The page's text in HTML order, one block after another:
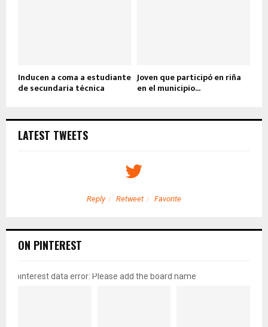
Inducen a coma a estudiante
de secundaria técnica
Joven que participó en riña
en el municipio...
LATEST TWEETS
Reply Retweet Favorite
ON PINTEREST
pinterest data error: Please add the board name